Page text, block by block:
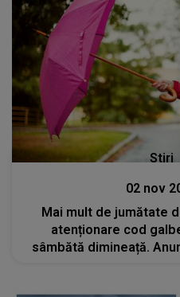
Stiri
02 nov
Mai mult de jumătate
atenționare cod
sâmbătă dimineață.